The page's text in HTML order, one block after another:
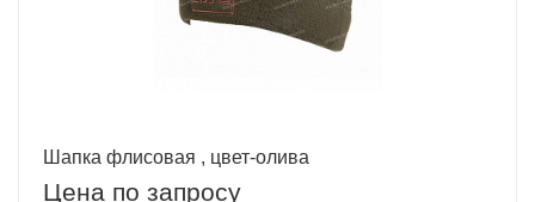
Шапка флисовая , цвет-олива
Цена по запросу